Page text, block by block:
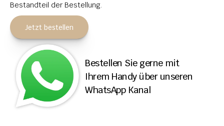
LEUCHTGRABMALE
KONTAKT
ADRESSEN NIEDERLASSUNGEN
ÖFFNUNGSZEITEN
Bestandteil der Bestellung.
Jetzt bestellen
Bestellen Sie gerne mit
Ihrem Handy über unseren
WhatsApp Kanal